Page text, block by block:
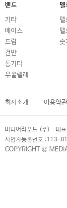
밴드
기타
베이스
드럼
건반
통기타
우쿨렐레
멜
멜
회사소개 이용약관
미디어라운드 (주) 대
사업자등록번호 :113-
COPYRIGHT ©